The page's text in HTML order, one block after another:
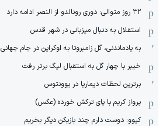
۳۲ روز متوالی: دوری رونالدو از النصر ادامه دارد
استقلال به دنبال میزبانی در شهر قدس
به یادماندنی، گل زامبروتا به اوکراین در جام جهانی 2006
خیبر با چهار گل به استقبال لیگ برتر رفت
برترین لحظات دیماریا در یوونتوس
پرواز کریم با پای ترکش خورده (عکس)
کیوو: دوست دارم چند بازیکن دیگر بخریم